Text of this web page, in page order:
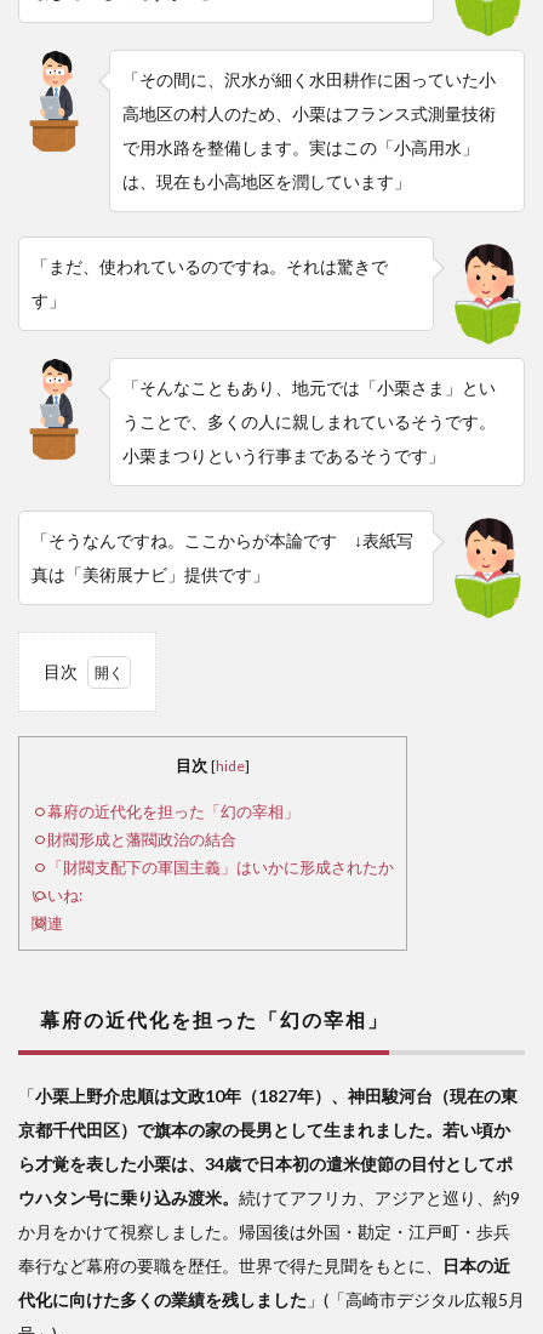
「その間に、沢水が細く水田耕作に困っていた小
高地区の村人のため、小栗はフランス式測量技術
で用水路を整備します。実はこの「小高用水」
は、現在も小高地区を潤しています」
「まだ、使われているのですね。それは驚きで
す」
「そんなこともあり、地元では「小栗さま」とい
うことで、多くの人に親しまれているそうです。
小栗まつりという行事まであるそうです」
「そうなんですね。ここからが本論です ↓表紙写
真は「美術展ナビ」提供です」
目次
化を
担っ
の宰
相」
閥形
成と
政治
の結
合
3
閥支
配下
目次 [hide]
幕府の近代化を担った「幻の宰相」
財閥形成と藩閥政治の結合
「財閥支配下の軍国主義」はいかに形成されたか
いいね:
関連
幕府の近代化を担った「幻の宰相」
「小栗上野介忠順は文政10年（1827年）、神田駿河台（現在の東
京都千代田区）で旗本の家の長男として生まれました。若い頃か
ら才覚を表した小栗は、34歳で日本初の遣米使節の目付としてポ
ウハタン号に乗り込み渡米。 続けてアフリカ、アジアと巡り、約9
か月をかけて視察しました。帰国後は外国・勘定・江戸町・歩兵
奉行など幕府の要職を歴任。世界で得た見聞をもとに、
日本の近
代化に向けた多くの業績を残しました 」(「高崎市デジタル広報5月